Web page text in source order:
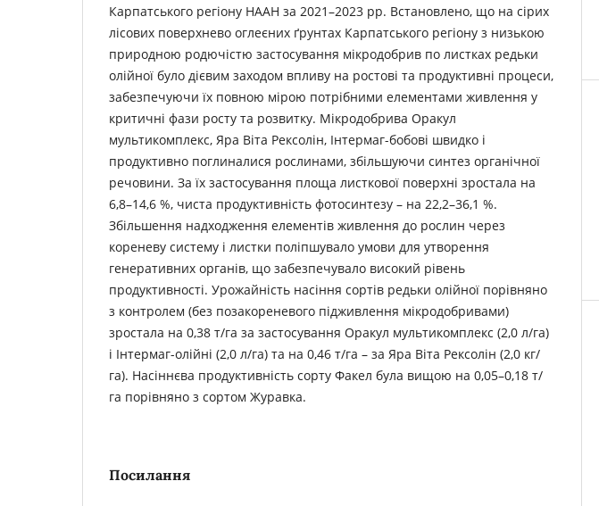
Карпатського регіону НААН за 2021–2023 рр. Встановлено, що на сірих
лісових поверхнево оглеєних ґрунтах Карпатського регіону з низькою
природною родючістю застосування мікродобрив по листках редьки
олійної було дієвим заходом впливу на ростові та продуктивні процеси,
забезпечуючи їх повною мірою потрібними елементами живлення у
критичні фази росту та розвитку. Мікродобрива Оракул
мультикомплекс, Яра Віта Рексолін, Інтермаг-бобові швидко і
продуктивно поглиналися рослинами, збільшуючи синтез органічної
речовини. За їх застосування площа листкової поверхні зростала на
6,8–14,6 %, чиста продуктивність фотосинтезу – на 22,2–36,1 %.
Збільшення надходження елементів живлення до рослин через
кореневу систему і листки поліпшувало умови для утворення
генеративних органів, що забезпечувало високий рівень
продуктивності. Урожайність насіння сортів редьки олійної порівняно
з контролем (без позакореневого підживлення мікродобривами)
зростала на 0,38 т/га за застосування Оракул мультикомплекс (2,0 л/га)
і Інтермаг-олійні (2,0 л/га) та на 0,46 т/га – за Яра Віта Рексолін (2,0 кг/
га). Насіннєва продуктивність сорту Факел була вищою на 0,05–0,18 т/
га порівняно з сортом Журавка.
Посилання